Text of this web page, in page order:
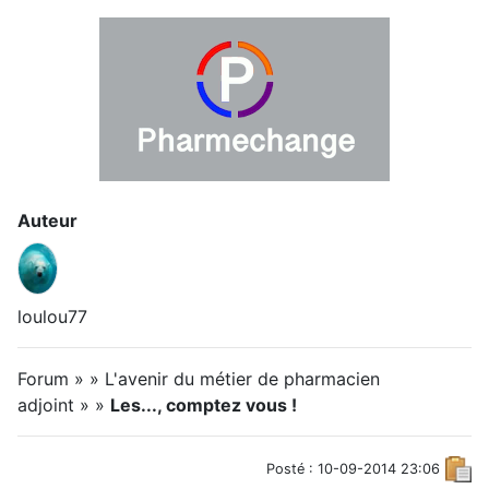
Auteur
loulou77
Forum » » L'avenir du métier de pharmacien
adjoint » » Les..., comptez vous !
Posté : 10-09-2014 23:06